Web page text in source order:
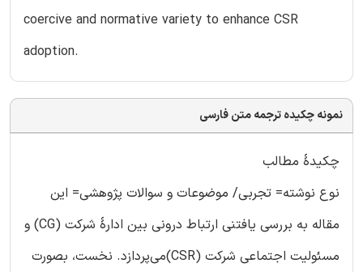
coercive and normative variety to enhance CSR
adoption.
نمونه چکیده ترجمه متن فارسی
چکیدۀ مطالب
نوع نوشته= تجربی/ موضوعات و سوالات پژوهشی= این
مقاله به بررسی یافتنی ارتباط درونی بین ادارۀ شرکت (CG) و
مسئولیت اجتماعی شرکت (CSR)می‌پردازد. نخست، بصورت